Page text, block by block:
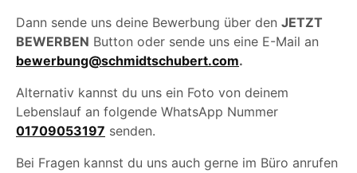
Dann sende uns deine Bewerbung über den JETZT
BEWERBEN Button oder sende uns eine E-Mail an
bewerbung@schmidtschubert.com.
Alternativ kannst du uns ein Foto von deinem
Lebenslauf an folgende WhatsApp Nummer
01709053197 senden.
Bei Fragen kannst du uns auch gerne im Büro anrufen